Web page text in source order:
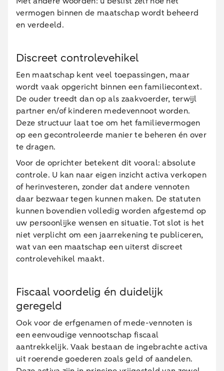
vermogen binnen de maatschap wordt beheerd
en verdeeld.
Discreet controlevehikel
Een maatschap kent veel toepassingen, maar
wordt vaak opgericht binnen een familiecontext.
De ouder treedt dan op als zaakvoerder, terwijl
partner en/of kinderen medevennoot worden.
Deze structuur laat toe om het familievermogen
op een gecontroleerde manier te beheren én over
te dragen.
Voor de oprichter betekent dit vooral: absolute
controle. U kan naar eigen inzicht activa verkopen
of herinvesteren, zonder dat andere vennoten
daar bezwaar tegen kunnen maken. De statuten
kunnen bovendien volledig worden afgestemd op
uw persoonlijke wensen en situatie. Tot slot is het
niet verplicht om een jaarrekening te publiceren,
wat van een maatschap een uiterst discreet
controlevehikel maakt.
Fiscaal voordelig én duidelijk
geregeld
Ook voor de erfgenamen of mede-vennoten is
een eenvoudige vennootschap fiscaal
aantrekkelijk. Vaak bestaan de ingebrachte activa
uit roerende goederen zoals geld of aandelen.